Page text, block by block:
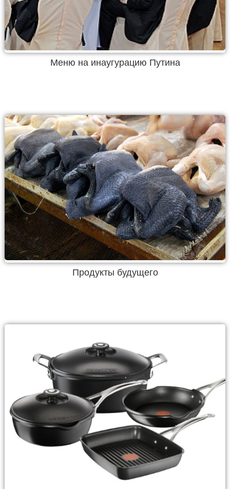
Меню на инаугурацию Путина
Продукты будущего